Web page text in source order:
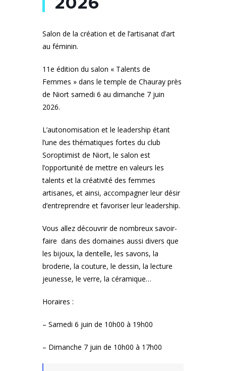
Salon de la création et de l’artisanat d’art
au féminin.
11e édition du salon « Talents de
Femmes » dans le temple de Chauray près
de Niort samedi 6 au dimanche 7 juin
2026.
L’autonomisation et le leadership étant
l’une des thématiques fortes du club
Soroptimist de Niort, le salon est
l’opportunité de mettre en valeurs les
talents et la créativité des femmes
artisanes, et ainsi, accompagner leur désir
d’entreprendre et favoriser leur leadership.
Vous allez découvrir de nombreux savoir-
faire dans des domaines aussi divers que
les bijoux, la dentelle, les savons, la
broderie, la couture, le dessin, la lecture
jeunesse, le verre, la céramique…
Horaires :
– Samedi 6 juin de 10h00 à 19h00
– Dimanche 7 juin de 10h00 à 17h00